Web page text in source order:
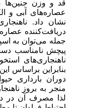
قد و وزن جنین‌ها
عصاره‌های آبی و
نشان داد.
دریافت‌کننده عصاره
جمله می‌توان به
پیچش نامناسب دست
ناهنجاری‌های
بنابراین براساس
دوران بارداری
منجر به بروز
لذا مصرف آن در